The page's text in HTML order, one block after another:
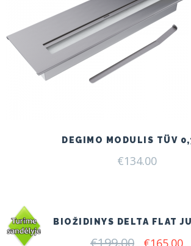
DEGIMO MODULIS TÜV
€134.00
BIOŽIDINYS DELTA FLAT
€199.00 Original
€165.00